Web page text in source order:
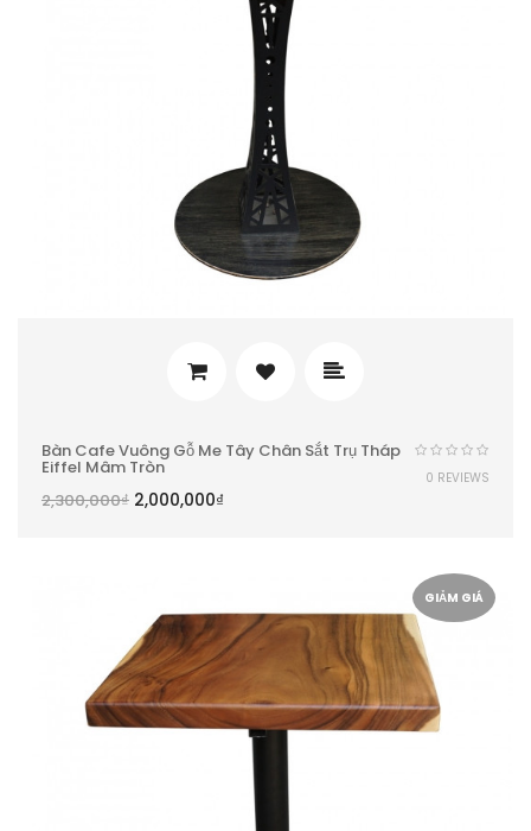
Bàn Cafe Vuông Gỗ Me Tây Chân Sắt Trụ Tháp
Eiffel Mâm Tròn
2,300,000₫ 2,000,000₫
0 REVIEWS
GIẢM GIÁ